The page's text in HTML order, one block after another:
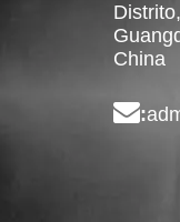
China
: